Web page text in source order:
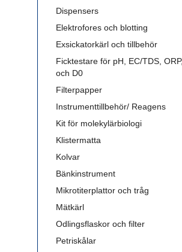
Dispensers
Elektrofores och blotting
Exsickatorkärl och tillbehör
Ficktestare för pH, EC/TDS,
och D0
Filterpapper
Instrumenttillbehör/ Reagens
Kit för molekylärbiologi
Klistermatta
Kolvar
Bänkinstrument
Mikrotiterplattor och tråg
Mätkärl
Odlingsflaskor och filter
Petriskålar